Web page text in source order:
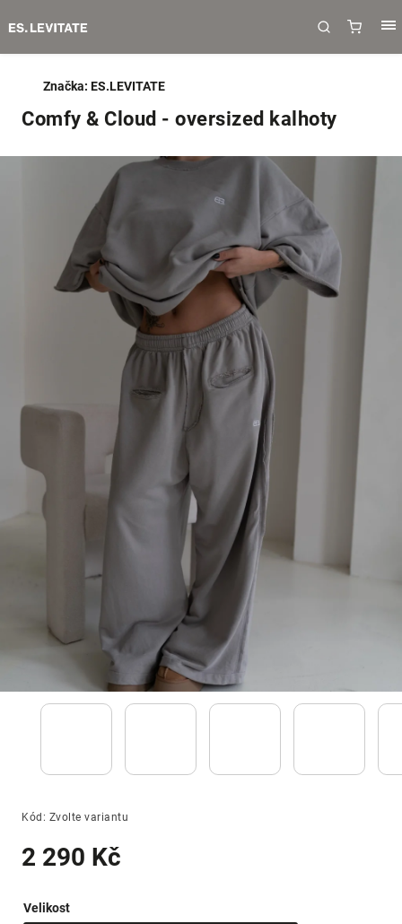
Comfy & Cloud - oversized kalhoty
Kód: Zvolte variantu
2 290 Kč
Značka: ES.LEVITATE
Velikost